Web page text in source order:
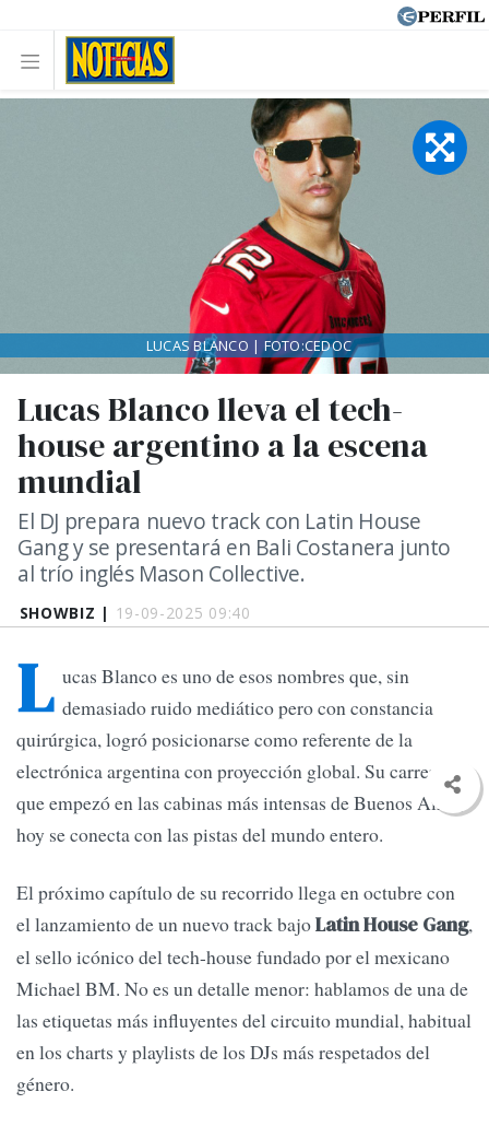
SHOWBIZ | 19-09-2025 09:40
Lucas Blanco lleva el tech-
house argentino a la escena
mundial
El DJ prepara nuevo track con Latin House
Gang y se presentará en Bali Costanera junto
al trío inglés Mason Collective.
LUCAS BLANCO | FOTO:CEDOC
L ucas Blanco es uno de esos nombres que, sin
demasiado ruido mediático pero con constancia
quirúrgica, logró posicionarse como referente de la
electrónica argentina con proyección global. Su carrera,
que empezó en las cabinas más intensas de Buenos Aires,
hoy se conecta con las pistas del mundo entero.
El próximo capítulo de su recorrido llega en octubre con
el lanzamiento de un nuevo track bajoLatin House Gang,
el sello icónico del tech-house fundado por el mexicano
Michael BM. No es un detalle menor: hablamos de una de
las etiquetas más influyentes del circuito mundial, habitual
en los charts y playlists de los DJs más respetados del
género.